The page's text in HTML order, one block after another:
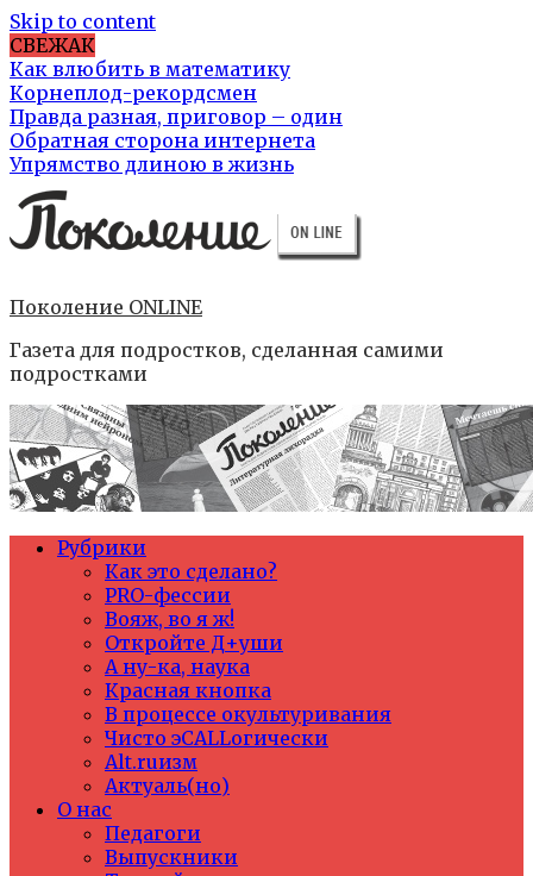
Skip to content
СВЕЖАК
Как влюбить в математику
Корнеплод-рекордсмен
Правда разная, приговор – один
Обратная сторона интернета
Упрямство длиною в жизнь
Поколение ONLINE
Газета для подростков, сделанная самими
подростками
Рубрики
Как это сделано?
PRO-фессии
Вояж, во я ж!
Откройте Д+уши
А ну-ка, наука
Красная кнопка
В процессе окультуривания
Чисто эCALLогически
Alt.ruизм
Актуаль(но)
О нас
Педагоги
Выпускники